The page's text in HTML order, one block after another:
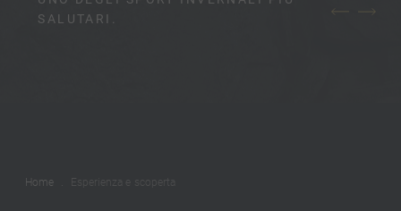
SALUTARI.
Home Esperienza e scoperta